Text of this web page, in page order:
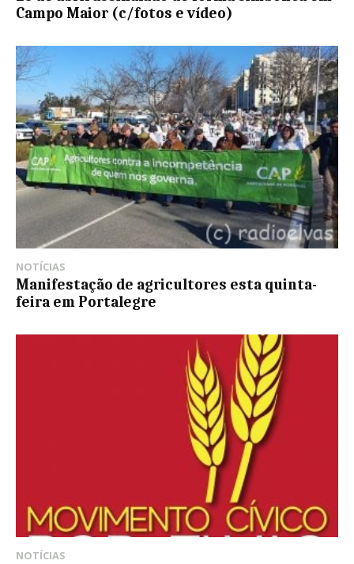
Campo Maior (c/fotos e vídeo)
NOTÍCIAS
Manifestação de agricultores esta quinta-
feira em Portalegre
NOTÍCIAS